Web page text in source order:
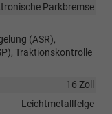
Parkbremse
(ASR),
Traktionskontrolle
16 Zoll
Leichtmetallfelge